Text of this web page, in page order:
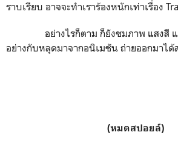
ราบเรียบ อาจจะทำเราร้องหนักเท่าเรื่อง
อย่างไรก็ตาม ก็ยังชมภาพ แสงสี แล
อย่างกับหลุดมาจากอนิเมชัน ถ่ายออกมาได้
(หมดสปอยล์)